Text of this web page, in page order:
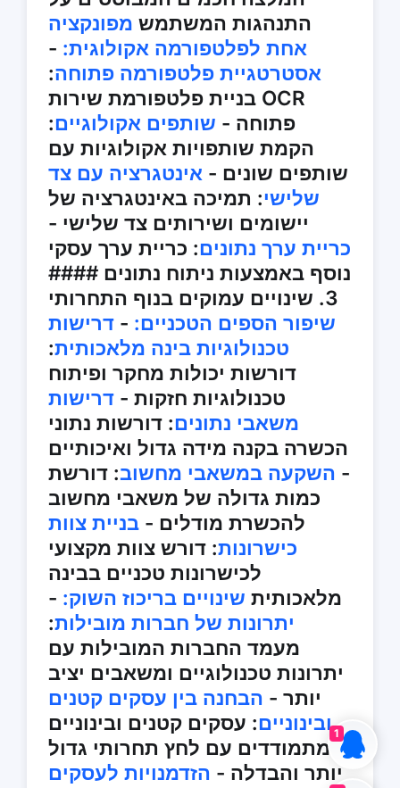
התנהגות המשתמש מפונקציה
אחת לפלטפורמה אקולוגית: -
אסטרטגיית פלטפורמה פתוחה:
בניית פלטפורמת שירות OCR
פתוחה - שותפים אקולוגיים:
הקמת שותפויות אקולוגיות עם
שותפים שונים - אינטגרציה עם צד
שלישי: תמיכה באינטגרציה של
יישומים ושירותים צד שלישי -
כריית ערך נתונים: כריית ערך עסקי
נוסף באמצעות ניתוח נתונים ####
3. שינויים עמוקים בנוף התחרותי
שיפור הספים הטכניים: - דרישות
טכנולוגיות בינה מלאכותית:
דורשות יכולות מחקר ופיתוח
טכנולוגיות חזקות - דרישות
משאבי נתונים: דורשות נתוני
הכשרה בקנה מידה גדול ואיכותיים
- השקעה במשאבי מחשוב: דורשת
כמות גדולה של משאבי מחשוב
להכשרת מודלים - בניית צוות
כישרונות: דורש צוות מקצועי
לכישרונות טכניים בבינה
מלאכותית שינויים בריכוז השוק: -
יתרונות של חברות מובילות:
מעמד החברות המובילות עם
יתרונות טכנולוגיים ומשאבים יציב
יותר - הבחנה בין עסקים קטנים
ובינוניים: עסקים קטנים ובינוניים
מתמודדים עם לחץ תחרותי גדול
יותר והבדלה - הזדמנויות לעסקים
1